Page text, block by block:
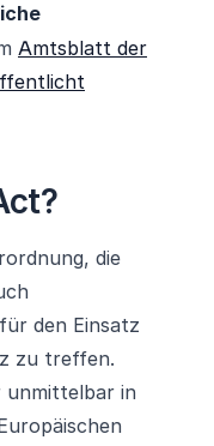
Amtsblatt der
die
den Einsatz
zu treffen.
unmittelbar in